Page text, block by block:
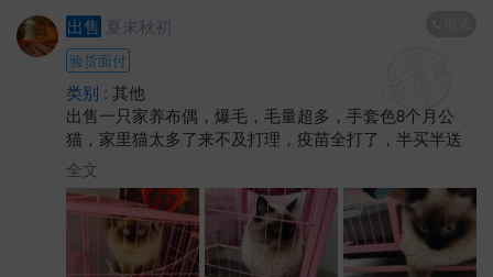
出售 夏末秋初
验货面付
类别 : 其他
出售一只家养布偶，爆毛，毛量超多，手套色8个月公
猫，家里猫太多了来不及打理，疫苗全打了，半买半送
全文